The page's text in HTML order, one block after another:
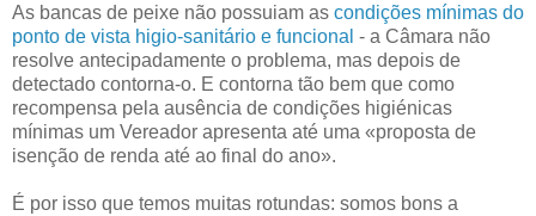
As bancas de peixe não possuiam as condições mínimas do
ponto de vista higio-sanitário e funcional - a Câmara não
resolve antecipadamente o problema, mas depois de
detectado contorna-o. E contorna tão bem que como
recompensa pela ausência de condições higiénicas
mínimas um Vereador apresenta até uma «proposta de
isenção de renda até ao final do ano».
É por isso que temos muitas rotundas: somos bons a